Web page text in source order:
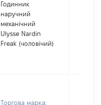
Годинник
наручний
механічний
Ulysse Nardin
Freak (чоловічий)
Торгова марка: